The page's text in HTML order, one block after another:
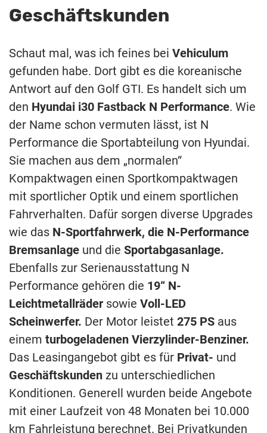
Geschäftskunden
Schaut mal, was ich feines bei Vehiculum
gefunden habe. Dort gibt es die koreanische
Antwort auf den Golf GTI. Es handelt sich um
den Hyundai i30 Fastback N Performance. Wie
der Name schon vermuten lässt, ist N
Performance die Sportabteilung von Hyundai.
Sie machen aus dem „normalen“
Kompaktwagen einen Sportkompaktwagen
mit sportlicher Optik und einem sportlichen
Fahrverhalten. Dafür sorgen diverse Upgrades
wie das N-Sportfahrwerk, die N-Performance
Bremsanlage und die Sportabgasanlage.
Ebenfalls zur Serienausstattung N
Performance gehören die 19“ N-
Leichtmetallräder sowie Voll-LED
Scheinwerfer. Der Motor leistet 275 PS aus
einem turbogeladenen Vierzylinder-Benziner.
Das Leasingangebot gibt es für Privat- und
Geschäftskunden zu unterschiedlichen
Konditionen. Generell wurden beide Angebote
mit einer Laufzeit von 48 Monaten bei 10.000
km Fahrleistung berechnet. Bei Privatkunden